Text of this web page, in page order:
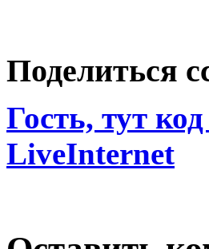
Поделиться
Гость, тут
LiveInternet